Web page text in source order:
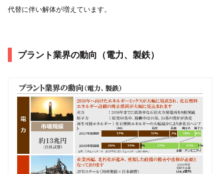
代替に伴い解体が増えています。
プラント業界の動向（電力、製鉄）